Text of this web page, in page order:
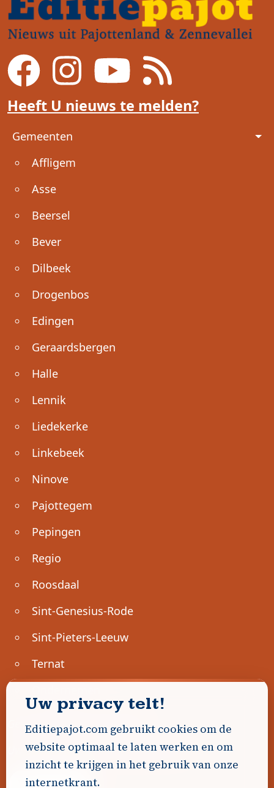
Heeft U nieuws te melden?
Voet
Gemeenten
Affligem
Asse
Beersel
Bever
Dilbeek
Drogenbos
Edingen
Geraardsbergen
Halle
Lennik
Liedekerke
Linkebeek
Ninove
Pajottegem
Pepingen
Regio
Roosdaal
Sint-Genesius-Rode
Sint-Pieters-Leeuw
Ternat
Geen advertenties gevonden.
Uw advertentie hier? Contacteer ons!
Word Partner!
Uw privacy telt!
Editiepajot.com gebruikt cookies om de
website optimaal te laten werken en om
inzicht te krijgen in het gebruik van onze
internetkrant.